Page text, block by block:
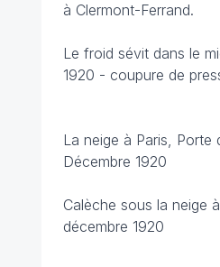
à Clermont-Ferrand.
Le froid sévit dans le
1920 - coupure de
La neige à Paris, Porte
Décembre 1920
Calèche sous la neige
décembre 1920